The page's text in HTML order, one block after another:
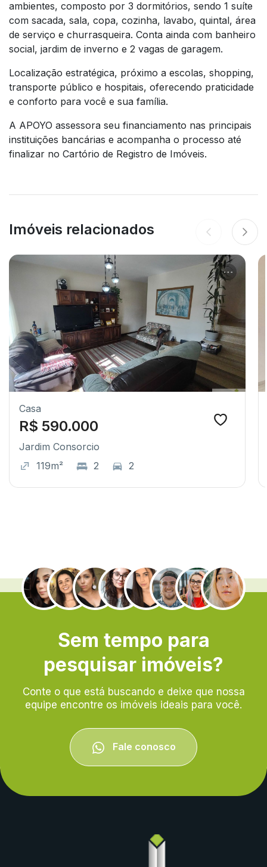
ambientes, composto por 3 dormitórios, sendo 1 suíte
com sacada, sala, copa, cozinha, lavabo, quintal, área
de serviço e churrasqueira. Conta ainda com banheiro
social, jardim de inverno e 2 vagas de garagem.
Localização estratégica, próximo a escolas, shopping,
transporte público e hospitais, oferecendo praticidade
e conforto para você e sua família.
A APOYO assessora seu financiamento nas principais
instituições bancárias e acompanha o processo até
finalizar no Cartório de Registro de Imóveis.
Imóveis relacionados
Casa
R$ 590.000
Jardim Consorcio
119m²
2 2
.
Sem tempo para
pesquisar imóveis?
Conte o que está buscando e deixe que nossa
equipe encontre os imóveis ideais para você.
Fale conosco